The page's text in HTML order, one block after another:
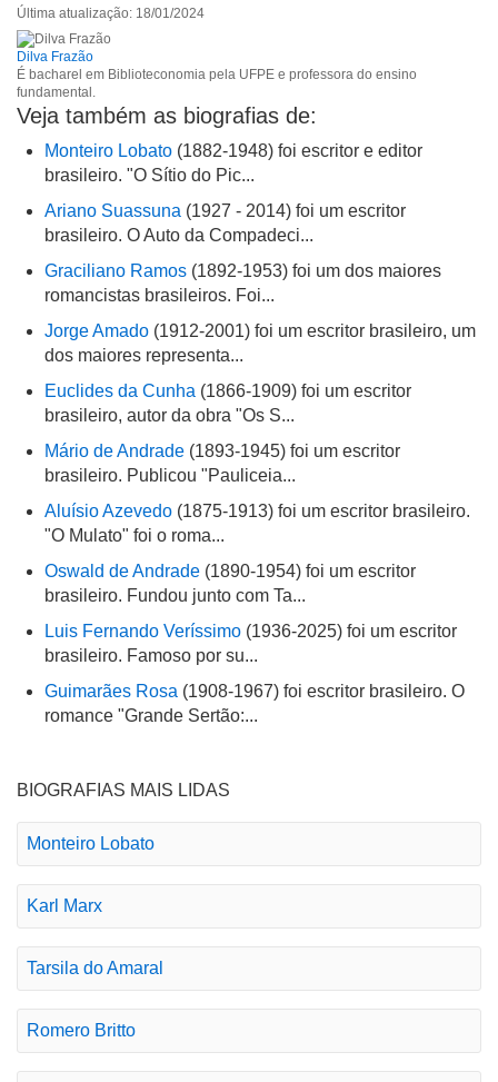
Última atualização: 18/01/2024
Dilva Frazão
É bacharel em Biblioteconomia pela UFPE e professora do ensino
fundamental.
Veja também as biografias de:
Monteiro Lobato (1882-1948) foi escritor e editor
brasileiro. "O Sítio do Pic...
Ariano Suassuna (1927 - 2014) foi um escritor
brasileiro. O Auto da Compadeci...
Graciliano Ramos (1892-1953) foi um dos maiores
romancistas brasileiros. Foi...
Jorge Amado (1912-2001) foi um escritor brasileiro, um
dos maiores representa...
Euclides da Cunha (1866-1909) foi um escritor
brasileiro, autor da obra "Os S...
Mário de Andrade (1893-1945) foi um escritor
brasileiro. Publicou "Pauliceia...
Aluísio Azevedo (1875-1913) foi um escritor brasileiro.
"O Mulato" foi o roma...
Oswald de Andrade (1890-1954) foi um escritor
brasileiro. Fundou junto com Ta...
Luis Fernando Veríssimo (1936-2025) foi um escritor
brasileiro. Famoso por su...
Guimarães Rosa (1908-1967) foi escritor brasileiro. O
romance "Grande Sertão:...
BIOGRAFIAS MAIS LIDAS
Monteiro Lobato
Karl Marx
Tarsila do Amaral
Romero Britto